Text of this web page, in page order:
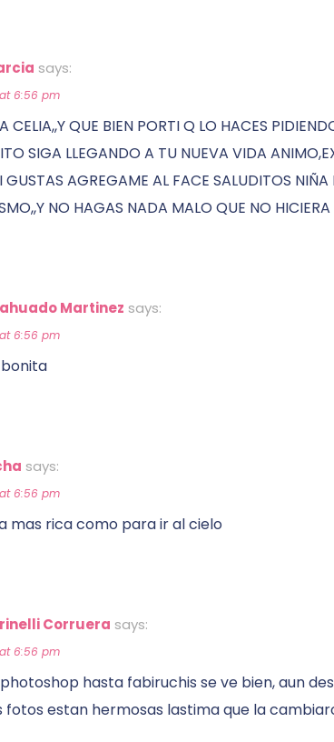
says:
6:56 pm
CELIA,,Y QUE BIEN PORTI Q LO HACES
SIGA LLEGANDO A TU NUEVA VIDA
GUSTAS AGREGAME AL FACE SALUDITOS
NO HAGAS NADA MALO QUE NO HICIERA
Martinez says:
6:56 pm
says:
6:56 pm
mas rica como para ir al cielo
Corruera says:
6:56 pm
hasta fabiruchis se ve bien, aun
fotos estan hermosas lastima que la